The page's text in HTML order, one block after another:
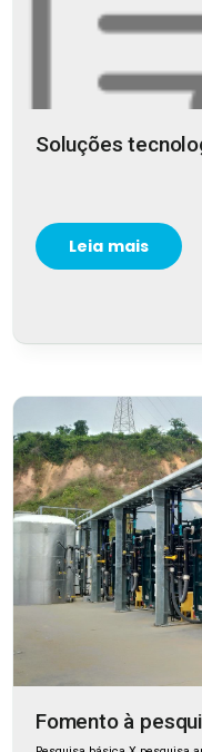
Soluções
Leia mais
Fomento à